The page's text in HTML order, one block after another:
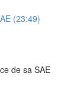
(23:49)
de sa SAE